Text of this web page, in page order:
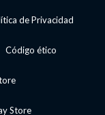
de Privacidad
Código ético
Store